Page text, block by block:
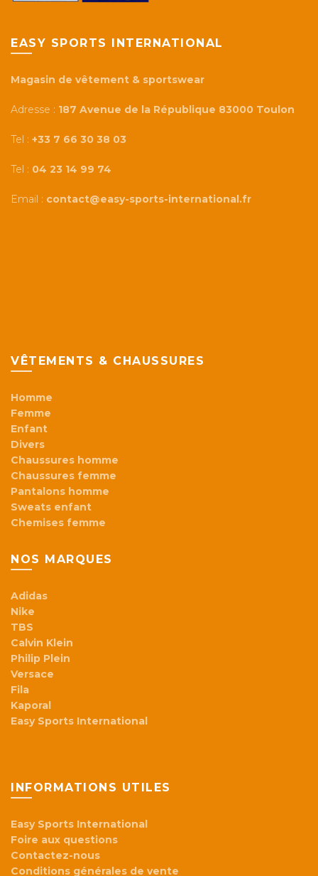
EASY SPORTS INTERNATIONAL
Magasin de vêtement & sportswear
Adresse : 187 Avenue de la République 83000 Toulon
Tel : +33 7 66 30 38 03
Tel : 04 23 14 99 74
Email : contact@easy-sports-international.fr
VÊTEMENTS & CHAUSSURES
Homme
Femme
Enfant
Divers
Chaussures homme
Chaussures femme
Pantalons homme
Sweats enfant
Chemises femme
NOS MARQUES
Adidas
Nike
TBS
Calvin Klein
Philip Plein
Versace
Fila
Kaporal
Easy Sports International
INFORMATIONS UTILES
Easy Sports International
Foire aux questions
Contactez-nous
Conditions générales de vente